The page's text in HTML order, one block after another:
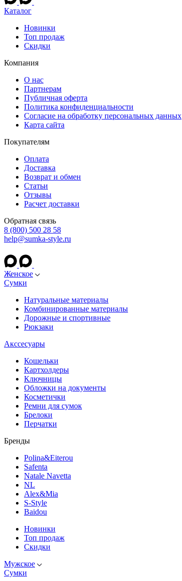
Каталог
Новинки
Топ продаж
Скидки
Компания
О нас
Партнерам
Публичная оферта
Политика конфиденциальности
Согласие на обработку персональных данных
Карта сайта
Покупателям
Оплата
Доставка
Возврат и обмен
Статьи
Отзывы
Расчет доставки
Обратная связь
8 (800) 500 28 58
help@sumka-style.ru
Женское
Сумки
Натуральные материалы
Комбинированные материалы
Дорожные и спортивные
Рюкзаки
Акссесуары
Кошельки
Картхолдеры
Ключницы
Обложки на документы
Косметички
Ремни для сумок
Брелоки
Перчатки
Бренды
Polina&Eiterou
Safenta
Natale Navetta
NL
Alex&Mia
S-Style
Baidou
Новинки
Топ продаж
Скидки
Мужское
Сумки